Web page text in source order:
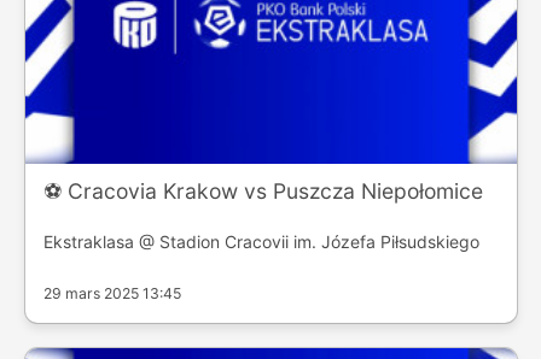
⚽️ Cracovia Krakow vs Puszcza Niepołomice
Ekstraklasa @ Stadion Cracovii im. Józefa Piłsudskiego
29 mars 2025 13:45